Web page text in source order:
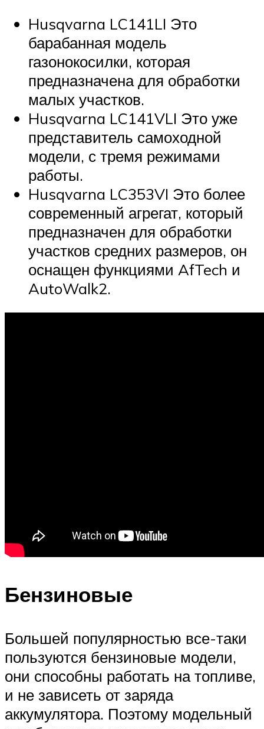
Husqvarna LC141LI Это
барабанная модель
газонокосилки, которая
предназначена для обработки
малых участков.
Husqvarna LC141VLI Это уже
представитель самоходной
модели, с тремя режимами
работы.
Husqvarna LC353VI Это более
современный агрегат, который
предназначен для обработки
участков средних размеров, он
оснащен функциями AfTech и
AutoWalk2.
Бензиновые
Большей популярностью все-таки
пользуются бензиновые модели,
они способны работать на топливе,
и не зависеть от заряда
аккумулятора. Поэтому модельный